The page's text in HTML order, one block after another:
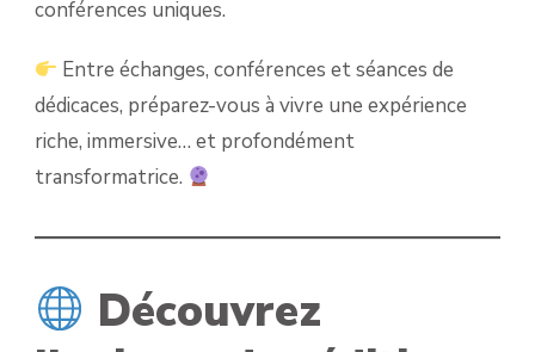
conférences uniques.
Entre échanges, conférences et séances de
dédicaces, préparez-vous à vivre une expérience
riche, immersive… et profondément
transformatrice.
Découvrez